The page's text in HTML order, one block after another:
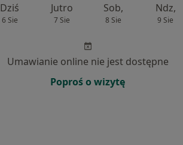
Dziś
6 Sie
Jutro
7 Sie
Sob,
8 Sie
Ndz,
9 Sie
Umawianie online nie jest dostępne
Poproś o wizytę